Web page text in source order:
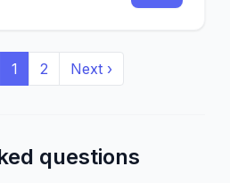
1 2 Next ›
questions